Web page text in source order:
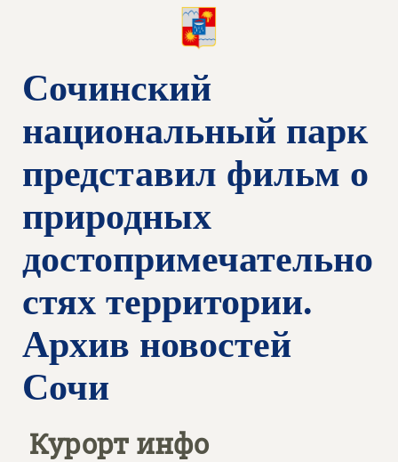
Сочинский
национальный парк
представил фильм о
природных
достопримечательно
стях территории.
Архив новостей
Сочи
Курорт инфо